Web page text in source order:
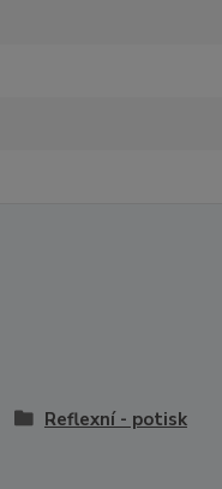
Reflexní - potisk